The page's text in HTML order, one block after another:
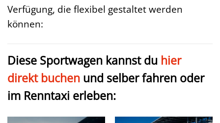
Verfügung, die flexibel gestaltet werden
können:
Diese Sportwagen kannst du hier
direkt buchen und selber fahren oder
im Renntaxi erleben: